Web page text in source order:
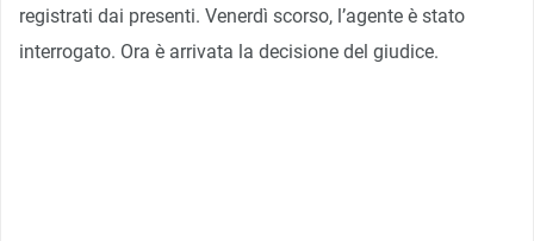
registrati dai presenti. Venerdì scorso, l’agente è stato
interrogato. Ora è arrivata la decisione del giudice.